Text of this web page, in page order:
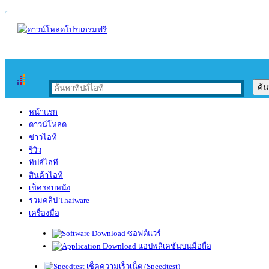
หน้าแรก
ดาวน์โหลด
ข่าวไอที
รีวิว
ทิปส์ไอที
สินค้าไอที
เช็ครอบหนัง
รวมคลิป Thaiware
เครื่องมือ
ซอฟต์แวร์
แอปพลิเคชันบนมือถือ
เช็คความเร็วเน็ต (Speedtest)